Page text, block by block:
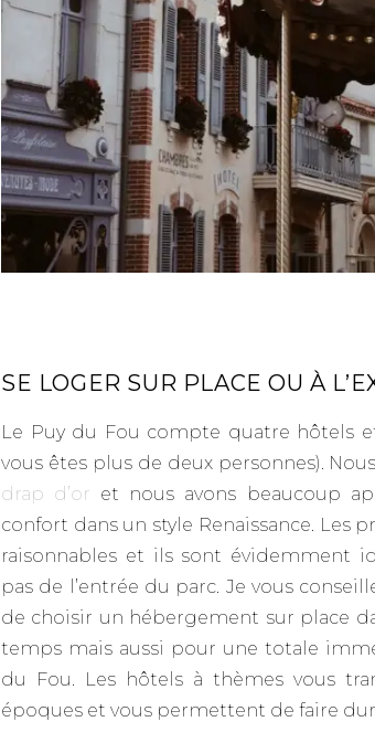
SE LOGER SUR PLACE OU À
Le Puy du Fou compte quatre hôtels
vous êtes plus de deux personnes).
drap d’or et nous avons beaucoup
confort dans un style Renaissance. Les
raisonnables et ils sont évidemment
pas de l’entrée du parc. Je vous
de choisir un hébergement sur place
temps mais aussi pour une totale
du Fou. Les hôtels à thèmes vous
époques et vous permettent de faire